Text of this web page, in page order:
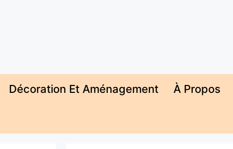
Décoration Et Aménagement À Propos